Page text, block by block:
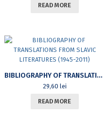
READ MORE
BIBLIOGRAPHY OF TRANSLATIONS FROM SLAVIC LITERATURES (1945-2011)
29,60 lei
READ MORE